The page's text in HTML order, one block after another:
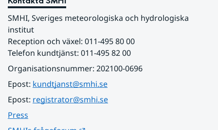
SMHI, Sveriges meteorologiska och hydrologiska
institut
Reception och växel: 011-495 80 00
Telefon kundtjänst: 011-495 82 00
Organisationsnummer: 202100-0696
Epost: kundtjanst@smhi.se
Epost: registrator@smhi.se
Press